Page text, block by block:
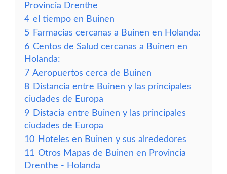
Provincia Drenthe
4 el tiempo en Buinen
5 Farmacias cercanas a Buinen en Holanda:
6 Centos de Salud cercanas a Buinen en
Holanda:
7 Aeropuertos cerca de Buinen
8 Distancia entre Buinen y las principales
ciudades de Europa
9 Distacia entre Buinen y las principales
ciudades de Europa
10 Hoteles en Buinen y sus alrededores
11 Otros Mapas de Buinen en Provincia
Drenthe - Holanda